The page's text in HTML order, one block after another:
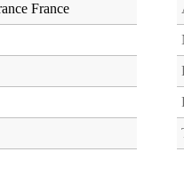
France